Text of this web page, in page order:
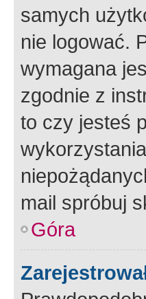
samych
nie logować.
wymagana
zgodnie z
to czy jesteś
mail spróbuj
Góra